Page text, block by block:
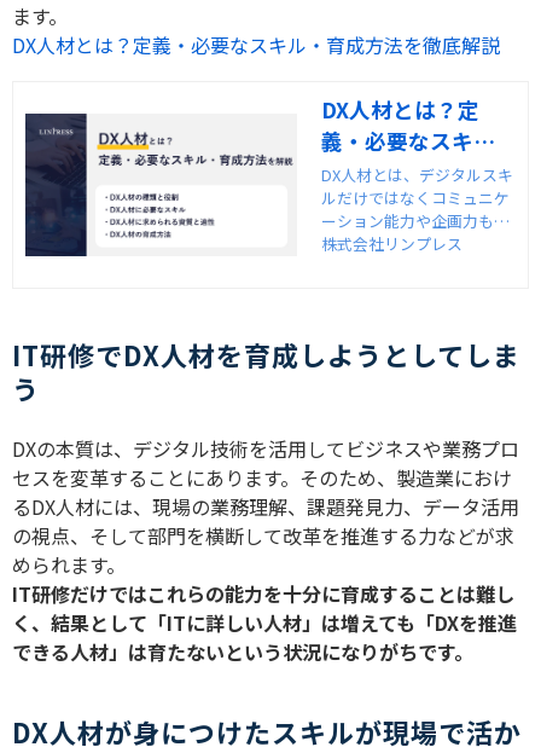
ます。
DX人材とは？定義・必要なスキル・育成方法を徹底解説
DX人材とは？定
義・必要なスキ
ル・育成方法を徹
底解説
DX人材とは、デジタルスキ
ルだけではなくコミュニケ
ーション能力や企画力も活
かしDXを推進する人材を指
可能です。DX人材に必要な
株式会社リンプレス
IT研修でDX人材を育成しようとしてしま
う
DXの本質は、デジタル技術を活用してビジネスや業務プロ
セスを変革することにあります。そのため、製造業におけ
るDX人材には、現場の業務理解、課題発見力、データ活用
の視点、そして部門を横断して改革を推進する力などが求
められます。
IT研修だけではこれらの能力を十分に育成することは難し
く、結果として「ITに詳しい人材」は増えても「DXを推進
できる人材」は育たないという状況になりがちです。
DX人材が身につけたスキルが現場で活か